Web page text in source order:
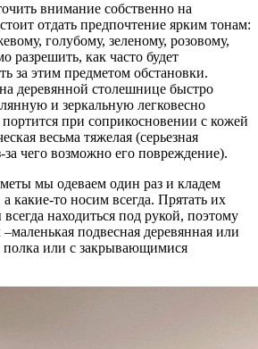
внимание собственно на
отдать предпочтение ярким тонам:
голубому, зеленому, розовому,
разрешить, как часто будет
за этим предметом обстановки.
деревянной столешнице быстро
и зеркальную легковесно
портится при соприкосновении с кожей
весьма тяжелая (серьезная
за чего возможно его повреждение).
мы одеваем один раз и кладем
какие-то носим всегда. Прятать их
находиться под рукой, поэтому
подвесная деревянная или
полка или с закрывающимися